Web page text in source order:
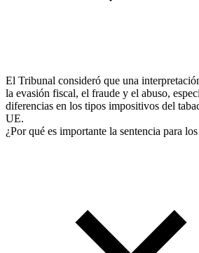
El Tribunal consideró que una
la evasión fiscal, el fraude y el abuso,
diferencias en los tipos impositivos del
UE.
¿Por qué es importante la sentencia para